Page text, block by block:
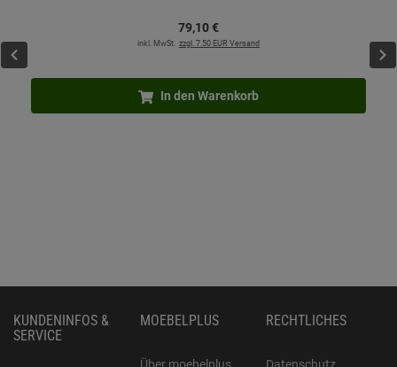
79,10€
inkl. MwSt. zzgl. 7.50 EUR Versand
In den Warenkorb
KUNDENINFOS &
SERVICE
MOEBELPLUS RECHTLICHES